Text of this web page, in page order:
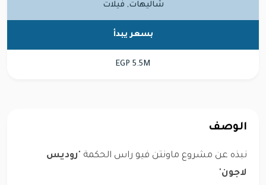
شاليهات, فيلات
بسعر يبدأ
EGP 5.5M
الوصف
نبذه عن مشروع ماونتن فيو راس الحكمة "روديس
لاجون"